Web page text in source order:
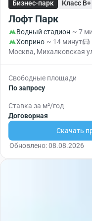
Бизнес-парк Класс B+
Лофт Парк
Водный стадион ~ 7
Ховрино ~ 14 минут
Москва, Михалковская
Свободные площади
По запросу
Ставка за м²/год
Договорная
Скачать
Обновлено: 08.08.2026